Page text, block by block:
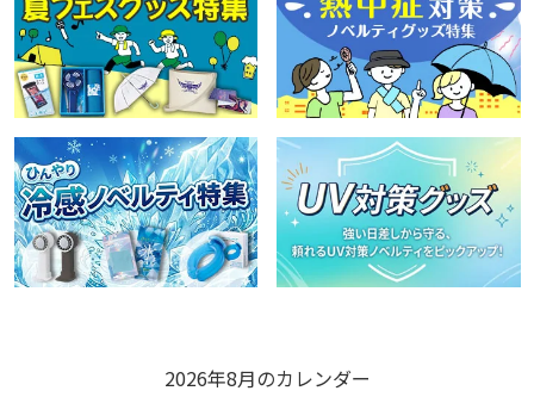
2026年8月のカレンダー